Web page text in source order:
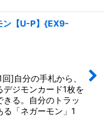
【U-P】{EX9-
]自分の手札から、
デジモンカード1枚を
る。自分のトラッ
「ネガーモン」1